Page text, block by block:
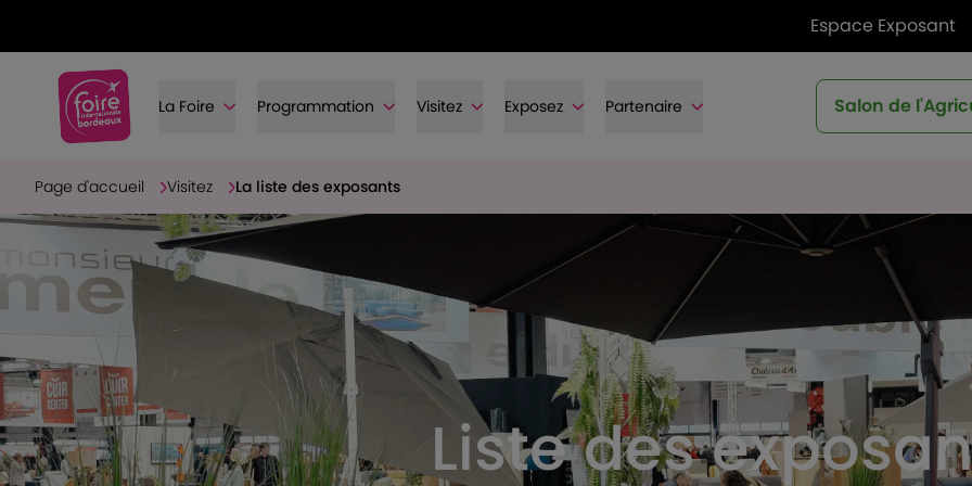
Espace Exposant
La Foire Programmation Visitez Exposez Partenaire Salon de
Page d'accueil Visitez La liste des exposants
Liste des